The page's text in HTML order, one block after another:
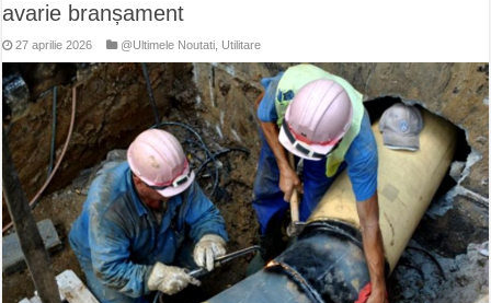
avarie branșament
27 aprilie 2026 @Ultimele Noutati, Utilitare